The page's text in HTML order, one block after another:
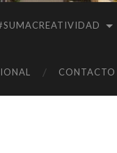
CONTACTO